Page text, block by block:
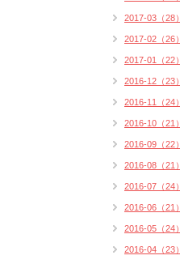
2017-03（28）
2017-02（26）
2017-01（22）
2016-12（23）
2016-11（24）
2016-10（21）
2016-09（22）
2016-08（21）
2016-07（24）
2016-06（21）
2016-05（24）
2016-04（23）